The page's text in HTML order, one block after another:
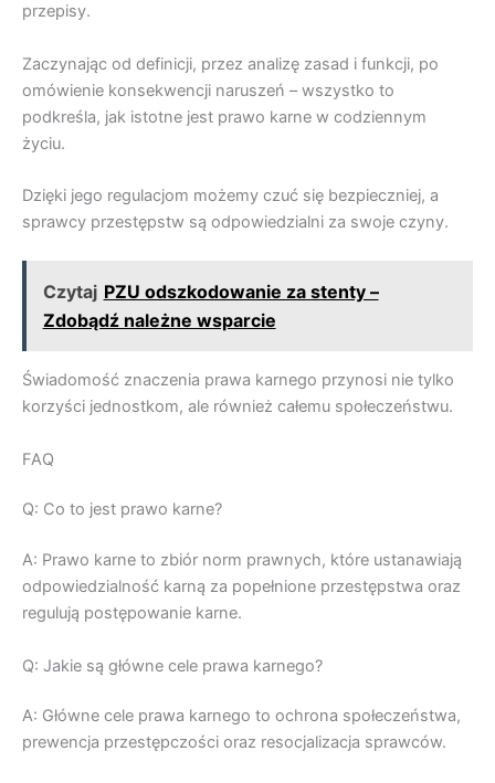
przepisy.
Zaczynając od definicji, przez analizę zasad i funkcji, po
omówienie konsekwencji naruszeń – wszystko to
podkreśla, jak istotne jest prawo karne w codziennym
życiu.
Dzięki jego regulacjom możemy czuć się bezpieczniej, a
sprawcy przestępstw są odpowiedzialni za swoje czyny.
Czytaj PZU odszkodowanie za stenty –
Zdobądź należne wsparcie
Świadomość znaczenia prawa karnego przynosi nie tylko
korzyści jednostkom, ale również całemu społeczeństwu.
FAQ
Q: Co to jest prawo karne?
A: Prawo karne to zbiór norm prawnych, które ustanawiają
odpowiedzialność karną za popełnione przestępstwa oraz
regulują postępowanie karne.
Q: Jakie są główne cele prawa karnego?
A: Główne cele prawa karnego to ochrona społeczeństwa,
prewencja przestępczości oraz resocjalizacja sprawców.